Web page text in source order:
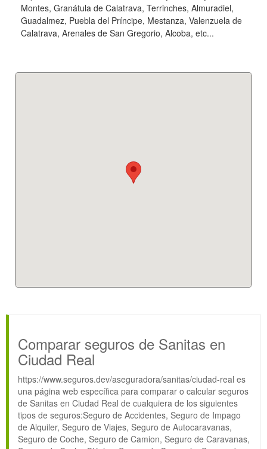
Montes, Granátula de Calatrava, Terrinches, Almuradiel,
Guadalmez, Puebla del Príncipe, Mestanza, Valenzuela de
Calatrava, Arenales de San Gregorio, Alcoba, etc...
Comparar seguros de Sanitas en
Ciudad Real
https://www.seguros.dev/aseguradora/sanitas/ciudad-real es
una página web específica para comparar o calcular seguros
de Sanitas en Ciudad Real de cualquiera de los siguientes
tipos de seguros:Seguro de Accidentes, Seguro de Impago
de Alquiler, Seguro de Viajes, Seguro de Autocaravanas,
Seguro de Coche, Seguro de Camion, Seguro de Caravanas,